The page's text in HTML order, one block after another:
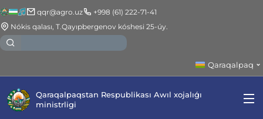
qqr@agro.uz
+998 (61) 222-71-41
Nókis qalası, T.Qayıpbergenov kóshesi 25-úy.
Qaraqalpaq
Qaraqalpaqstan Respublikası Awıl xojalıǵı
ministrligi